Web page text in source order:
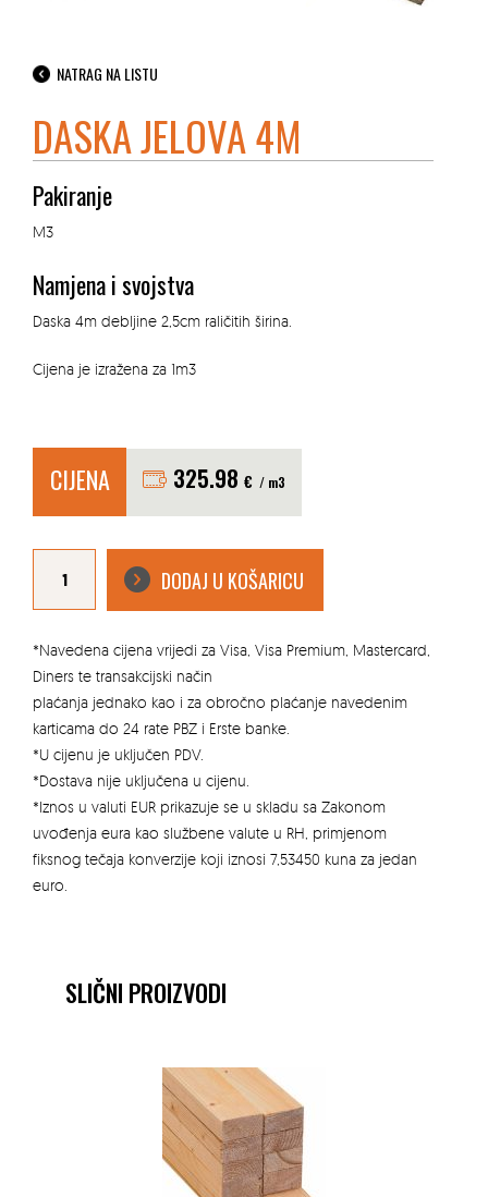
NATRAG NA LISTU
DASKA JELOVA 4M
Pakiranje
M3
Namjena i svojstva
Daska 4m debljine 2,5cm raličitih širina.
Cijena je izražena za 1m3
CIJENA 325.98 € / m3
DODAJ U KOŠARICU
*Navedena cijena vrijedi za Visa, Visa Premium, Mastercard,
Diners te transakcijski način
plaćanja jednako kao i za obročno plaćanje navedenim
karticama do 24 rate PBZ i Erste banke.
*U cijenu je uključen PDV.
*Dostava nije uključena u cijenu.
*Iznos u valuti EUR prikazuje se u skladu sa Zakonom
uvođenja eura kao službene valute u RH, primjenom
fiksnog tečaja konverzije koji iznosi 7,53450 kuna za jedan
euro.
SLIČNI PROIZVODI